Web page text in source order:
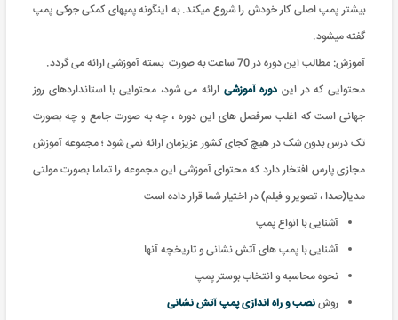
بیشتر پمپ اصلی کار خودش را شروع میکند. به اینگونه پمپهای کمکی جوکی پمپ
گفته میشود.
آموزش: مطالب این دوره در 70 ساعت به صورت بسته آموزشی ارائه می گردد
.
محتوایی که در این دوره آموزشی ارائه می شود، محتوایی با استانداردهای روز
جهانی است که اغلب سرفصل های این دوره ، چه به صورت جامع و چه بصورت
تک درس بدون شک در هیچ کجای کشور عزیزمان ارائه نمی شود ؛ مجموعه آموزش
مجازی پارس افتخار دارد که محتوای آموزشی این مجموعه را تماما بصورت مولتی
مدیا(صدا ، تصویر و فیلم) در اختیار شما قرار داده است
آشنایی با انواع پمپ
آشنایی با پمپ های آتش نشانی و تاریخچه آنها
نحوه محاسبه و انتخاب بوستر پمپ
روشنصب و راه اندازی پمپ آتش نشانی